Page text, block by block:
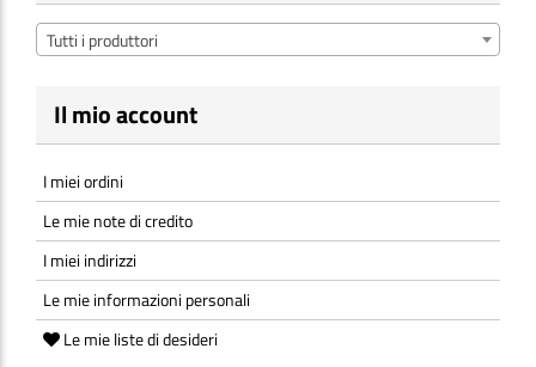
Tutti i produttori
Il mio account
I miei ordini
Le mie note di credito
I miei indirizzi
Le mie informazioni personali
Le mie liste di desideri